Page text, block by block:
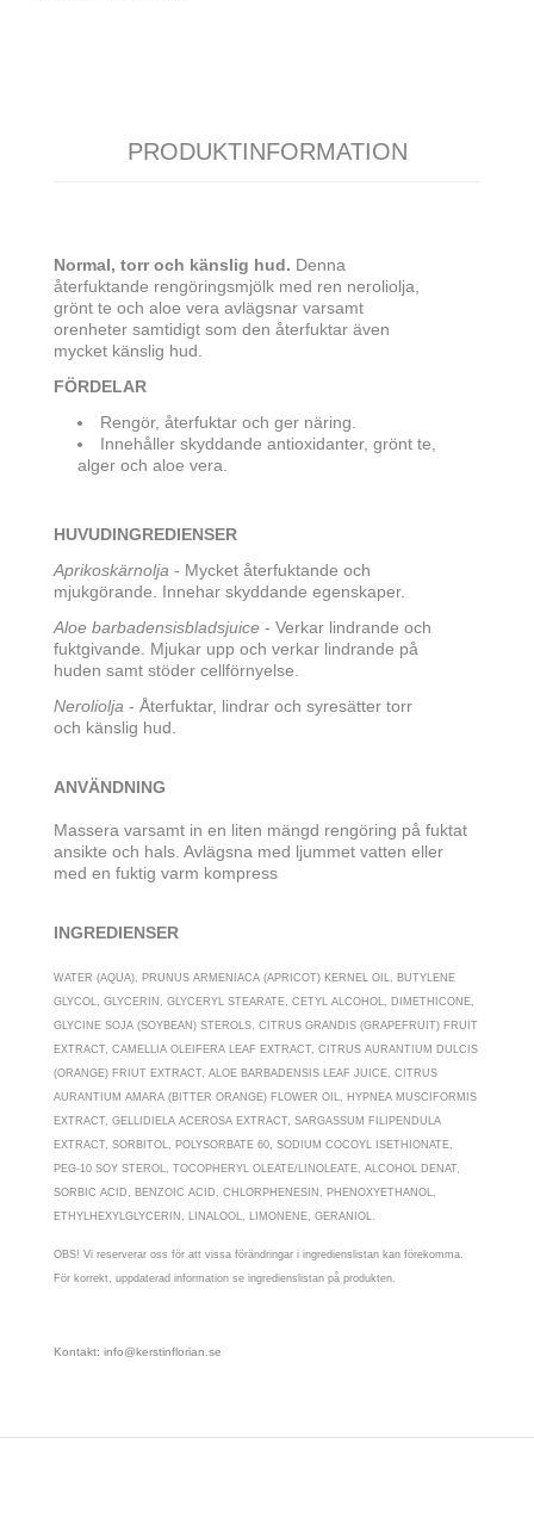
PRODUKTINFORMATION
Normal, torr och känslig hud. Denna
återfuktande rengöringsmjölk med ren neroliolja,
grönt te och aloe vera avlägsnar varsamt
orenheter samtidigt som den återfuktar även
mycket känslig hud.
FÖRDELAR
Rengör, återfuktar och ger näring.
Innehåller skyddande antioxidanter, grönt te,
alger och aloe vera.
HUVUDINGREDIENSER
Aprikoskärnolja - Mycket återfuktande och
mjukgörande. Innehar skyddande egenskaper.
Aloe barbadensisbladsjuice - Verkar lindrande och
fuktgivande. Mjukar upp och verkar lindrande på
huden samt stöder cellförnyelse.
Neroliolja - Återfuktar, lindrar och syresätter torr
och känslig hud.
ANVÄNDNING
Massera varsamt in en liten mängd rengöring på fuktat
ansikte och hals. Avlägsna med ljummet vatten eller
med en fuktig varm kompress
INGREDIENSER
WATER (AQUA), PRUNUS ARMENIACA (APRICOT) KERNEL OIL, BUTYLENE
GLYCOL, GLYCERIN, GLYCERYL STEARATE, CETYL ALCOHOL, DIMETHICONE,
GLYCINE SOJA (SOYBEAN) STEROLS, CITRUS GRANDIS (GRAPEFRUIT) FRUIT
EXTRACT, CAMELLIA OLEIFERA LEAF EXTRACT, CITRUS AURANTIUM DULCIS
(ORANGE) FRIUT EXTRACT, ALOE BARBADENSIS LEAF JUICE, CITRUS
AURANTIUM AMARA (BITTER ORANGE) FLOWER OIL, HYPNEA MUSCIFORMIS
EXTRACT, GELLIDIELA ACEROSA EXTRACT, SARGASSUM FILIPENDULA
EXTRACT, SORBITOL, POLYSORBATE 60, SODIUM COCOYL ISETHIONATE,
PEG-10 SOY STEROL, TOCOPHERYL OLEATE/LINOLEATE, ALCOHOL DENAT,
SORBIC ACID, BENZOIC ACID, CHLORPHENESIN, PHENOXYETHANOL,
ETHYLHEXYLGLYCERIN, LINALOOL, LIMONENE, GERANIOL.
OBS! Vi reserverar oss för att vissa förändringar i ingredienslistan kan förekomma.
För korrekt, uppdaterad information se ingredienslistan på produkten.
Kontakt: info@kerstinflorian.se